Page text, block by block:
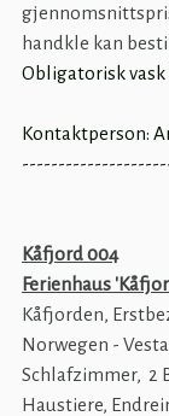
handkle kan
Obligatorisk vask
Kontaktperson:
Kåfjord 004
Ferienhaus
Kåfjorden,
Norwegen -
Schlafzimmer, 2
Haustiere,